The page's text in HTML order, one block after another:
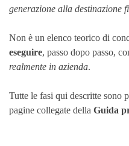
generazione alla destinazione
Non è un elenco teorico di
eseguire, passo dopo passo,
realmente in azienda.
Tutte le fasi qui descritte sono
pagine collegate della Guida